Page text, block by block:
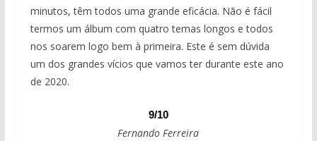
minutos, têm todos uma grande eficácia. Não é fácil
termos um álbum com quatro temas longos e todos
nos soarem logo bem à primeira. Este é sem dúvida
um dos grandes vícios que vamos ter durante este ano
de 2020.
9/10
Fernando Ferreira